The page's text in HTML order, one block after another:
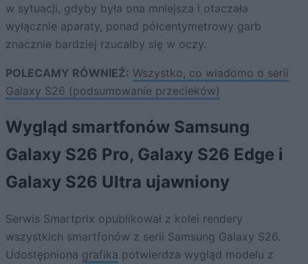
w sytuacji, gdyby była ona mniejsza i otaczała
wyłącznie aparaty, ponad półcentymetrowy garb
znacznie bardziej rzucałby się w oczy.
POLECAMY RÓWNIEŻ: Wszystko, co wiadomo o serii
Galaxy S26 (podsumowanie przecieków)
Wygląd smartfonów Samsung
Galaxy S26 Pro, Galaxy S26 Edge i
Galaxy S26 Ultra ujawniony
Serwis Smartprix opublikował z kolei rendery
wszystkich smartfonów z serii Samsung Galaxy S26.
Udostępniona grafika potwierdza wygląd modelu z